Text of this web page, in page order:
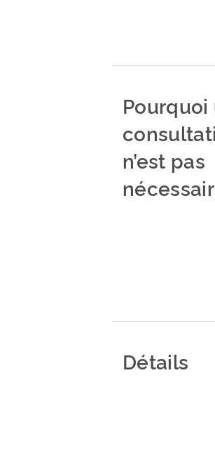
Pourquoi
n’est pas
Détails